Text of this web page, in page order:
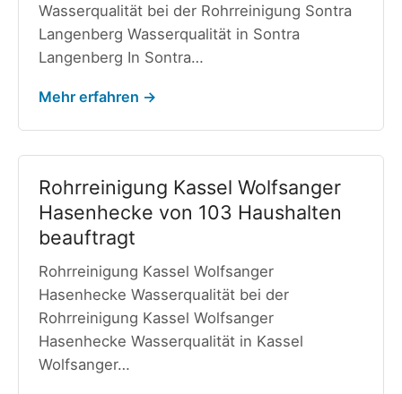
Wasserqualität bei der Rohrreinigung Sontra
Langenberg Wasserqualität in Sontra
Langenberg In Sontra…
Mehr erfahren →
Rohrreinigung Kassel Wolfsanger
Hasenhecke von 103 Haushalten
beauftragt
Rohrreinigung Kassel Wolfsanger
Hasenhecke Wasserqualität bei der
Rohrreinigung Kassel Wolfsanger
Hasenhecke Wasserqualität in Kassel
Wolfsanger…